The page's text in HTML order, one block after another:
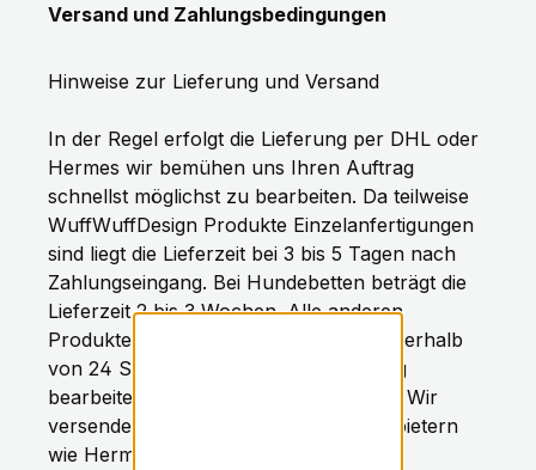
Versand und Zahlungsbedingungen
Hinweise zur Lieferung und Versand
In der Regel erfolgt die Lieferung per DHL oder
Hermes wir bemühen uns Ihren Auftrag
schnellst möglichst zu bearbeiten. Da teilweise
WuffWuffDesign Produkte Einzelanfertigungen
sind liegt die Lieferzeit bei 3 bis 5 Tagen nach
Zahlungseingang. Bei Hundebetten beträgt die
Lieferzeit 2 bis 3 Wochen. Alle anderen
Produkte in unserem Shop werden Innerhalb
von 24 Stunden nach Zahlungseingang
bearbeiten und Versandfertig gemacht. Wir
versenden mit verschieden Versandanbietern
wie Hermes und DHL